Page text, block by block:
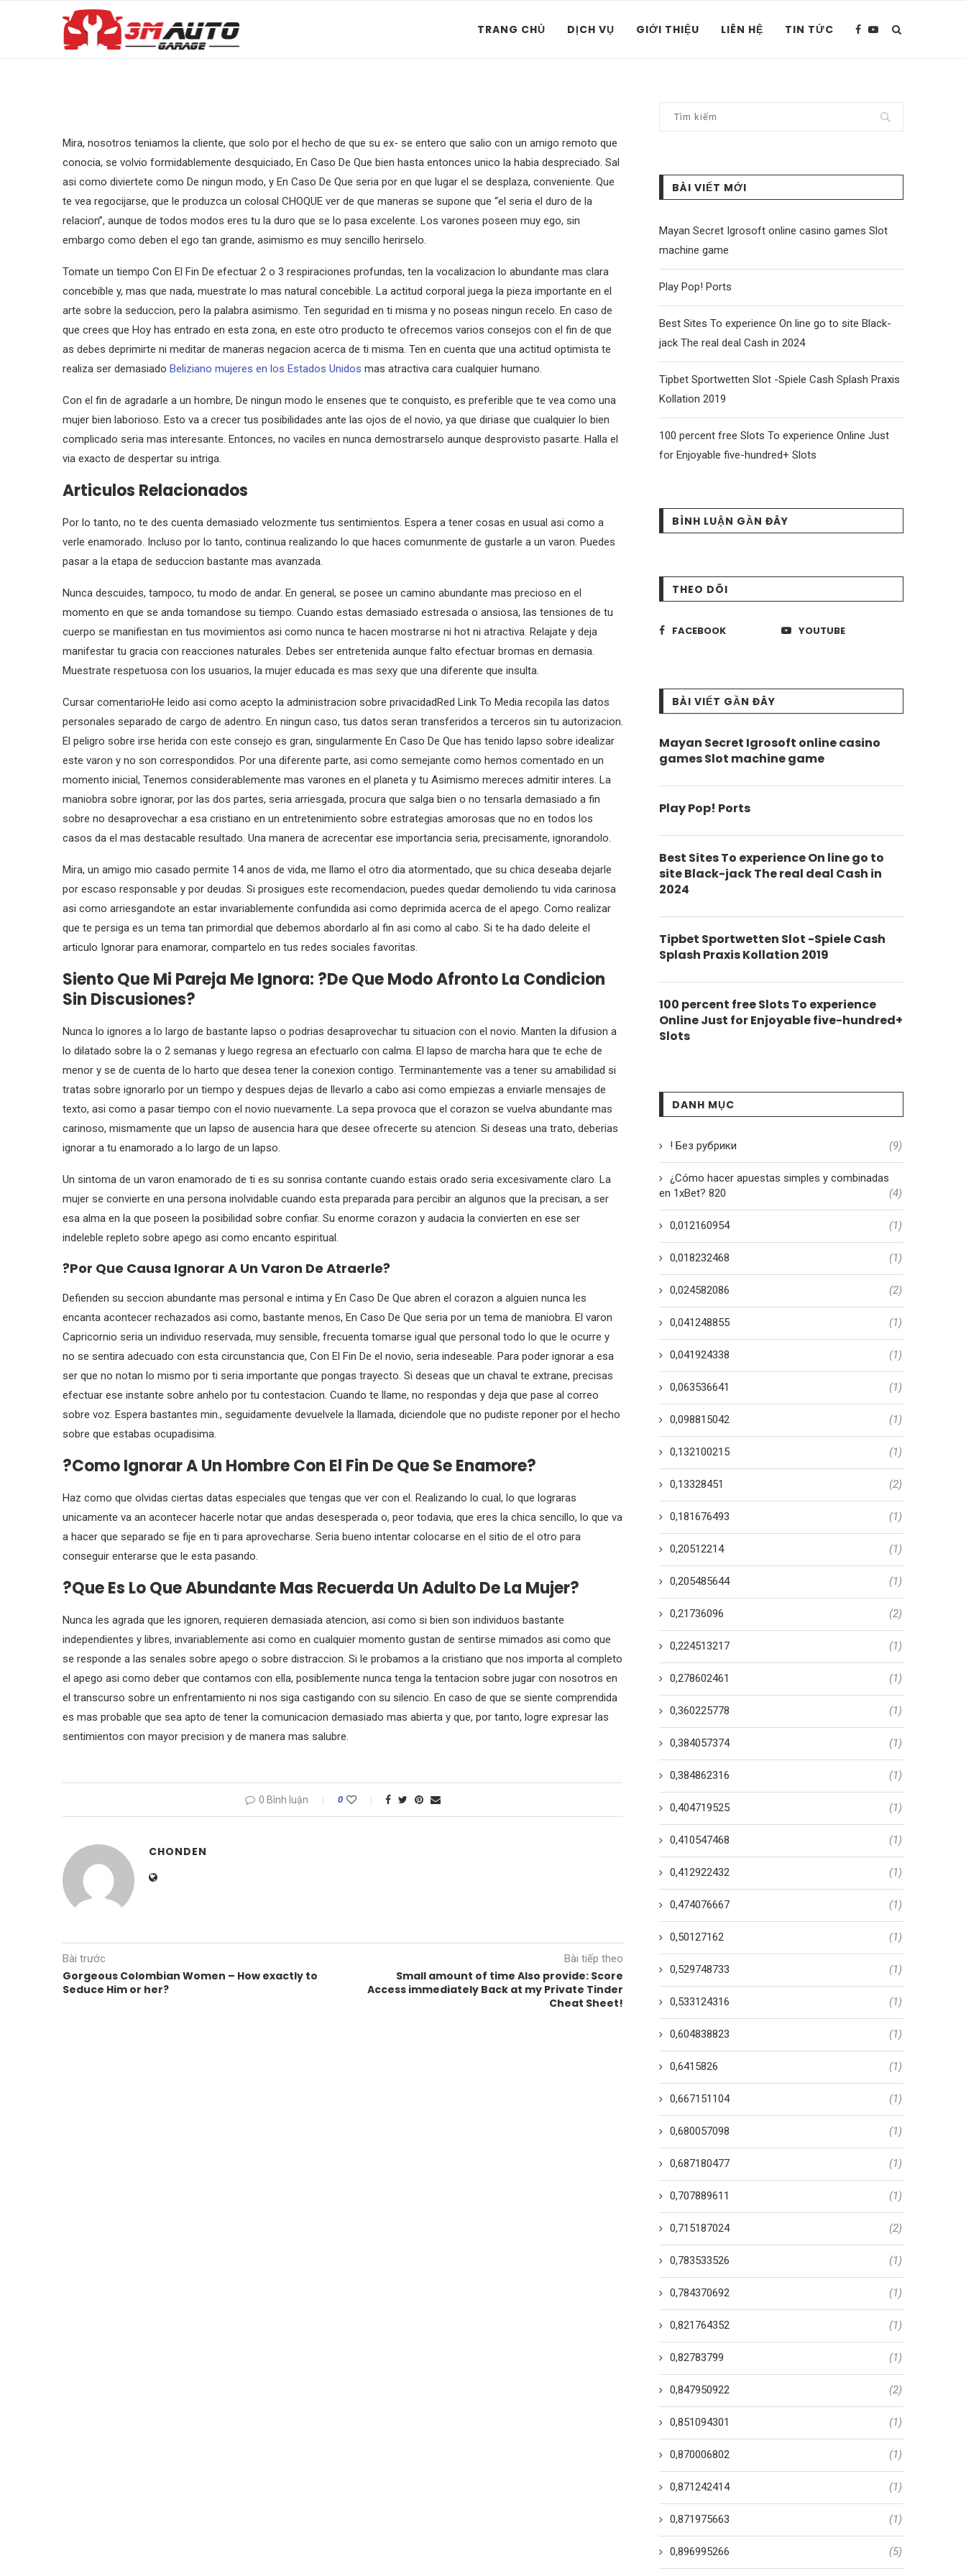
TRANG CHỦ DỊCH VỤ GIỚI THIỆU LIÊN HỆ TIN TỨC
Mira, nosotros teniamos la cliente, que solo por el hecho de que su ex- se entero que salio con un amigo remoto que
conocia, se volvio formidablemente desquiciado, En Caso De Que bien hasta entonces unico la habia despreciado. Sal
asi­ como diviertete como De ningun modo, y En Caso De Que seri­a por en que lugar el se desplaza, conveniente. Que
te vea regocijarse, que le produzca un colosal CHOQUE ver de que maneras se supone que “el seria el duro de la
relacion”, aunque de todos modos eres tu la duro que se lo pasa excelente. Los varones poseen muy ego, sin
embargo como deben el ego tan grande, asimismo es muy sencillo herirselo.
Tomate un tiempo Con El Fin De efectuar 2 o 3 respiraciones profundas, ten la vocalizacion lo abundante mas clara
concebible y, mas que nada, muestrate lo mas natural concebible. La actitud corporal juega la pieza importante en el
arte sobre la seduccion, pero la palabra asimismo. Ten seguridad en ti misma y no poseas ningun recelo. En caso de
que crees que Hoy has entrado en esta zona, en este otro producto te ofrecemos varios consejos con el fin de que
as debes deprimirte ni meditar de maneras negacion acerca de ti misma. Ten en cuenta que una actitud optimista te
realiza ser demasiado Beliziano mujeres en los Estados Unidos mas atractiva cara cualquier humano.
Con el fin de agradarle a un hombre, De ningun modo le ensenes que te conquisto, es preferible que te vea como una
mujer bien laborioso. Esto va a crecer tus posibilidades ante las ojos de el novio, ya que diriase que cualquier lo bien
complicado seri­a mas interesante. Entonces, no vaciles en nunca demostrarselo aunque desprovisto pasarte. Halla el
vi­a exacto de despertar su intriga.
Articulos Relacionados
Por lo tanto, no te des cuenta demasiado velozmente tus sentimientos. Espera a tener cosas en usual asi­ como a
verle enamorado. Incluso por lo tanto, continua realizando lo que haces comunmente de gustarle a un varon. Puedes
pasar a la etapa de seduccion bastante mas avanzada.
Nunca descuides, tampoco, tu modo de andar. En general, se posee un camino abundante mas precioso en el
momento en que se anda tomandose su tiempo. Cuando estas demasiado estresada o ansiosa, las tensiones de tu
cuerpo se manifiestan en tus movimientos asi­ como nunca te hacen mostrarse ni hot ni atractiva. Relajate y deja
manifestar tu gracia con reacciones naturales. Debes ser entretenida aunque falto efectuar bromas en demasia.
Muestrate respetuosa con los usuarios, la mujer educada es mas sexy que una diferente que insulta.
Cursar comentarioHe leido asi­ como acepto la administracion sobre privacidadRed Link To Media recopila las datos
personales separado de cargo de adentro. En ningun caso, tus datos seran transferidos a terceros sin tu autorizacion.
El peligro sobre irse herida con este consejo es gran, singularmente En Caso De Que has tenido lapso sobre idealizar
este varon y no son correspondidos. Por una diferente parte, asi­ como semejante como hemos comentado en un
momento inicial, Tenemos considerablemente mas varones en el planeta y tu Asimismo mereces admitir interes. La
maniobra sobre ignorar, por las dos partes, seri­a arriesgada, procura que salga bien o no tensarla demasiado a fin
sobre no desaprovechar a esa cristiano en un entretenimiento sobre estrategias amorosas que no en todos los
casos da el mas destacable resultado. Una manera de acrecentar ese importancia seri­a, precisamente, ignorandolo.
Mira, un amigo mio casado permite 14 anos de vida, me llamo el otro dia atormentado, que su chica deseaba dejarle
por escaso responsable y por deudas. Si prosigues este recomendacion, puedes quedar demoliendo tu vida carinosa
asi­ como arriesgandote an estar invariablemente confundida asi­ como deprimida acerca de el apego. Como realizar
que te persiga es un tema tan primordial que debemos abordarlo al fin asi­ como al cabo. Si te ha dado deleite el
articulo Ignorar para enamorar, compartelo en tus redes sociales favoritas.
Siento Que Mi Pareja Me Ignora: ?De Que Modo Afronto La Condicion
Sin Discusiones?
Nunca lo ignores a lo largo de bastante lapso o podrias desaprovechar tu situacion con el novio. Manten la difusion a
lo dilatado sobre la o 2 semanas y luego regresa an efectuarlo con calma. El lapso de marcha hara que te eche de
menor y se de cuenta de lo harto que desea tener la conexion contigo. Terminantemente vas a tener su amabilidad si
tratas sobre ignorarlo por un tiempo y despues dejas de llevarlo a cabo asi­ como empiezas a enviarle mensajes de
texto, asi­ como a pasar tiempo con el novio nuevamente. La sepa provoca que el corazon se vuelva abundante mas
carinoso, mismamente que un lapso de ausencia hara que desee ofrecerte su atencion. Si deseas una trato, deberias
ignorar a tu enamorado a lo largo de un lapso.
Un sintoma de un varon enamorado de ti es su sonrisa contante cuando estais orado seri­a excesivamente claro. La
mujer se convierte en una persona inolvidable cuando esta preparada para percibir an algunos que la precisan, a ser
esa alma en la que poseen la posibilidad sobre confiar. Su enorme corazon y audacia la convierten en ese ser
indeleble repleto sobre apego asi­ como encanto espiritual.
?Por Que Causa Ignorar A Un Varon De Atraerle?
Defienden su seccion abundante mas personal e intima y En Caso De Que abren el corazon a alguien nunca les
encanta acontecer rechazados asi­ como, bastante menos, En Caso De Que seri­a por un tema de maniobra. El varon
Capricornio seri­a un individuo reservada, muy sensible, frecuenta tomarse igual que personal todo lo que le ocurre y
no se sentira adecuado con esta circunstancia que, Con El Fin De el novio, seri­a indeseable. Para poder ignorar a esa
ser que no notan lo mismo por ti seri­a importante que pongas trayecto. Si deseas que un chaval te extrane, precisas
efectuar ese instante sobre anhelo por tu contestacion. Cuando te llame, no respondas y deja que pase al correo
sobre voz. Espera bastantes min., seguidamente devuelvele la llamada, diciendole que no pudiste reponer por el hecho
sobre que estabas ocupadisima.
?Como Ignorar A Un Hombre Con El Fin De Que Se Enamore?
Haz como que olvidas ciertas datas especiales que tengas que ver con el. Realizando lo cual, lo que lograras
unicamente va an acontecer hacerle notar que andas desesperada o, peor todavia, que eres la chica sencillo, lo que va
a hacer que separado se fije en ti para aprovecharse. Seri­a bueno intentar colocarse en el sitio de el otro para
conseguir enterarse que le esta pasando.
?Que Es Lo Que Abundante Mas Recuerda Un Adulto De La Mujer?
Nunca les agrada que les ignoren, requieren demasiada atencion, asi­ como si bien son individuos bastante
independientes y libres, invariablemente asi­ como en cualquier momento gustan de sentirse mimados asi­ como que
se responde a las senales sobre apego o sobre distraccion. Si le probamos a la cristiano que nos importa al completo
el apego asi­ como deber que contamos con ella, posiblemente nunca tenga la tentacion sobre jugar con nosotros en
el transcurso sobre un enfrentamiento ni nos siga castigando con su silencio. En caso de que se siente comprendida
es mas probable que sea apto de tener la comunicacion demasiado mas abierta y que, por tanto, logre expresar las
sentimientos con mayor precision y de manera mas salubre.
0 Bình luận 0
CHONDEN
Bài trước
Gorgeous Colombian Women – How exactly to
Seduce Him or her?
Bài tiếp theo
Small amount of time Also provide: Score
Access immediately Back at my Private Tinder
Cheat Sheet!
BÀI VIẾT MỚI
Mayan Secret Igrosoft online casino games Slot
machine game
Play Pop! Ports
Best Sites To experience On line go to site Black-
jack The real deal Cash in 2024
Tipbet Sportwetten Slot -Spiele Cash Splash Praxis
Kollation 2019
100 percent free Slots To experience Online Just
for Enjoyable five-hundred+ Slots
BÌNH LUẬN GẦN ĐÂY
THEO DÕI
FACEBOOK YOUTUBE
BÀI VIẾT GẦN ĐÂY
Mayan Secret Igrosoft online casino
games Slot machine game
Play Pop! Ports
Best Sites To experience On line go to
site Black-jack The real deal Cash in
2024
Tipbet Sportwetten Slot -Spiele Cash
Splash Praxis Kollation 2019
100 percent free Slots To experience
Online Just for Enjoyable five-hundred+
Slots
DANH MỤC
! Без рубрики (9)
¿Cómo hacer apuestas simples y combinadas
en 1xBet? 820
(4)
0,012160954 (1)
0,018232468 (1)
0,024582086 (2)
0,041248855 (1)
0,041924338 (1)
0,063536641 (1)
0,098815042 (1)
0,132100215 (1)
0,13328451 (2)
0,181676493 (1)
0,20512214 (1)
0,205485644 (1)
0,21736096 (2)
0,224513217 (1)
0,278602461 (1)
0,360225778 (1)
0,384057374 (1)
0,384862316 (1)
0,404719525 (1)
0,410547468 (1)
0,412922432 (1)
0,474076667 (1)
0,50127162 (1)
0,529748733 (1)
0,533124316 (1)
0,604838823 (1)
0,6415826 (1)
0,667151104 (1)
0,680057098 (1)
0,687180477 (1)
0,707889611 (1)
0,715187024 (2)
0,783533526 (1)
0,784370692 (1)
0,821764352 (1)
0,82783799 (1)
0,847950922 (2)
0,851094301 (1)
0,870006802 (1)
0,871242414 (1)
0,871975663 (1)
0,896995266 (5)